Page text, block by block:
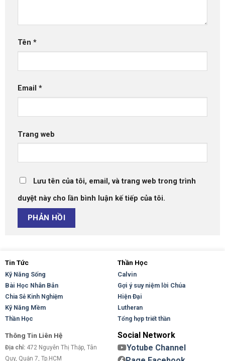
Tên *
Email *
Trang web
Lưu tên của tôi, email, và trang web trong trình
duyệt này cho lần bình luận kế tiếp của tôi.
Tin Tức
Kỹ Năng Sống
Bài Học Nhân Bản
Chia Sẻ Kinh Nghiệm
Kỹ Năng Mềm
Thần Học
Thần Học
Calvin
Gợi ý suy niệm lời Chúa
Hiện Đại
Lutheran
Tổng hợp triết thần
Thông Tin Liên Hệ
Địa chỉ: 472 Nguyễn Thị Thập, Tân
Quy, Quận 7, Tp.HCM
Social Network
Yotube Channel